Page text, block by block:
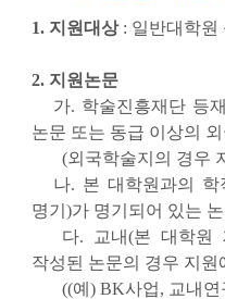
1. 지원대상: 일반대학원
2. 지원논문
가. 학술진흥재단 등재
논문 또는 동급 이상의 외
(외국학술지의 경우
나. 본 대학원과의 학
명기)가 명기되어 있는
다. 교내(본 대학원
작성된 논문의 경우 지원
((예) BK사업, 교내연